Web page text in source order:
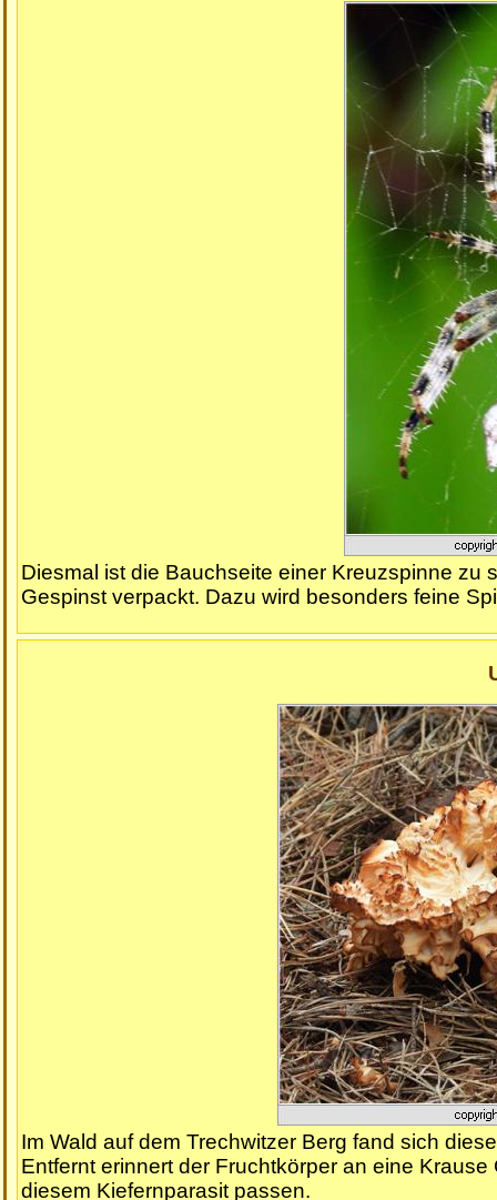
Diesmal ist die Bauchseite einer Kreuzspinne zu
Gespinst verpackt. Dazu wird besonders feine
Im Wald auf dem Trechwitzer Berg fand sich
Entfernt erinnert der Fruchtkörper an eine
diesem Kiefernparasit passen.